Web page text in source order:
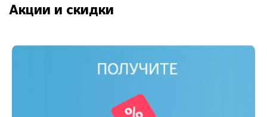
Акции и скидки